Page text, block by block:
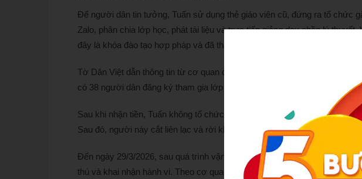
Để người dân tin tưởng, Tuấn sử dụng thẻ giáo viên cũ, đứng ra tổ chức
Zalo, phân chia lớp học, phát tài liệu và trực tiếp giảng dạy phần lý
đây là khóa đào tạo hợp pháp và đã tham gia đăng ký học.
Tờ Dân Việt dẫn thông tin từ cơ quan điều tra xác định, trong khoảng thời
có 38 người dân đăng ký tham gia lớp học và nộp cho Tuấn tổng số tiền
Sau khi nhận tiền, Tuấn không tổ chức đào tạo đúng cam kết mà sử dụng
Sau đó, người này cắt liên lạc và rời khỏi địa phương.
Đến ngày 29/3/2026, sau quá trình vận động của lực lượng công an,
thú và khai nhận hành vi. Theo cơ quan chức năng, gia đình bị can hiện